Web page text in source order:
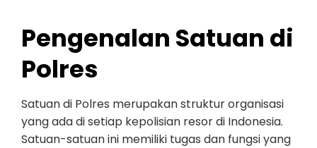
Pengenalan Satuan di
Polres
Satuan di Polres merupakan struktur organisasi
yang ada di setiap kepolisian resor di Indonesia.
Satuan-satuan ini memiliki tugas dan fungsi yang